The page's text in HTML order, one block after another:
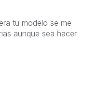
tu modelo se me
aunque sea hacer